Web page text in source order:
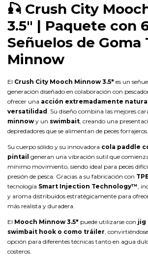
🎣 Crush City
3.5" | Paquete con
Señuelos de Goma
Minnow
El Crush City Mooch Minnow 3.5" es un
generación diseñado en colaboración con
ofrecer una acción extremadamente
versatilidad . Su diseño combina las mejores
minnow y un swimbait , creando una
depredadores que se alimentan de peces forrajeros.
Su cuerpo sólido y su innovadora cola paddle
pintail generan una vibración sutil que
mínimo movimiento, siendo ideal para peces
presión de pesca. Gracias a su fabricación con
tecnología Smart Injection Technology™ ,
y aroma distribuidos estratégicamente para
más realista y duradera.
El Mooch Minnow 3.5" puede utilizarse con jig
swimbait hook o como tráiler ,
opción para diferentes técnicas tanto en agua
costeros.